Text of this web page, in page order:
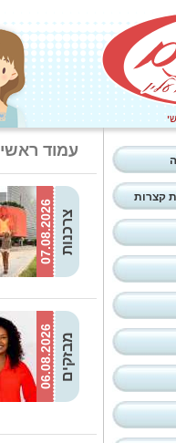
עמוד ראשי
07.08.2026 צרכנות
06.08.2026 מבזקים
קצרות